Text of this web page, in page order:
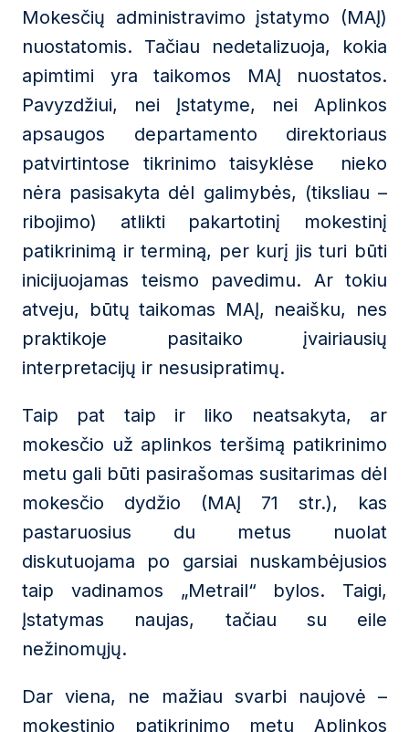
Mokesčių administravimo įstatymo (MAĮ)
nuostatomis. Tačiau nedetalizuoja, kokia
apimtimi yra taikomos MAĮ nuostatos.
Pavyzdžiui, nei Įstatyme, nei Aplinkos
apsaugos departamento direktoriaus
patvirtintose tikrinimo taisyklėse nieko
nėra pasisakyta dėl galimybės, (tiksliau –
ribojimo) atlikti pakartotinį mokestinį
patikrinimą ir terminą, per kurį jis turi būti
inicijuojamas teismo pavedimu. Ar tokiu
atveju, būtų taikomas MAĮ, neaišku, nes
praktikoje pasitaiko įvairiausių
interpretacijų ir nesusipratimų.
Taip pat taip ir liko neatsakyta, ar
mokesčio už aplinkos teršimą patikrinimo
metu gali būti pasirašomas susitarimas dėl
mokesčio dydžio (MAĮ 71 str.), kas
pastaruosius du metus nuolat
diskutuojama po garsiai nuskambėjusios
taip vadinamos „Metrail“ bylos. Taigi,
Įstatymas naujas, tačiau su eile
nežinomųjų.
Dar viena, ne mažiau svarbi naujovė –
mokestinio patikrinimo metu Aplinkos